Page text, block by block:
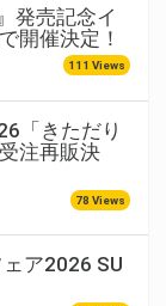
発売記念イ
開催決定！
111 Views
「きただり
注再販決
78 Views
ア2026 SU